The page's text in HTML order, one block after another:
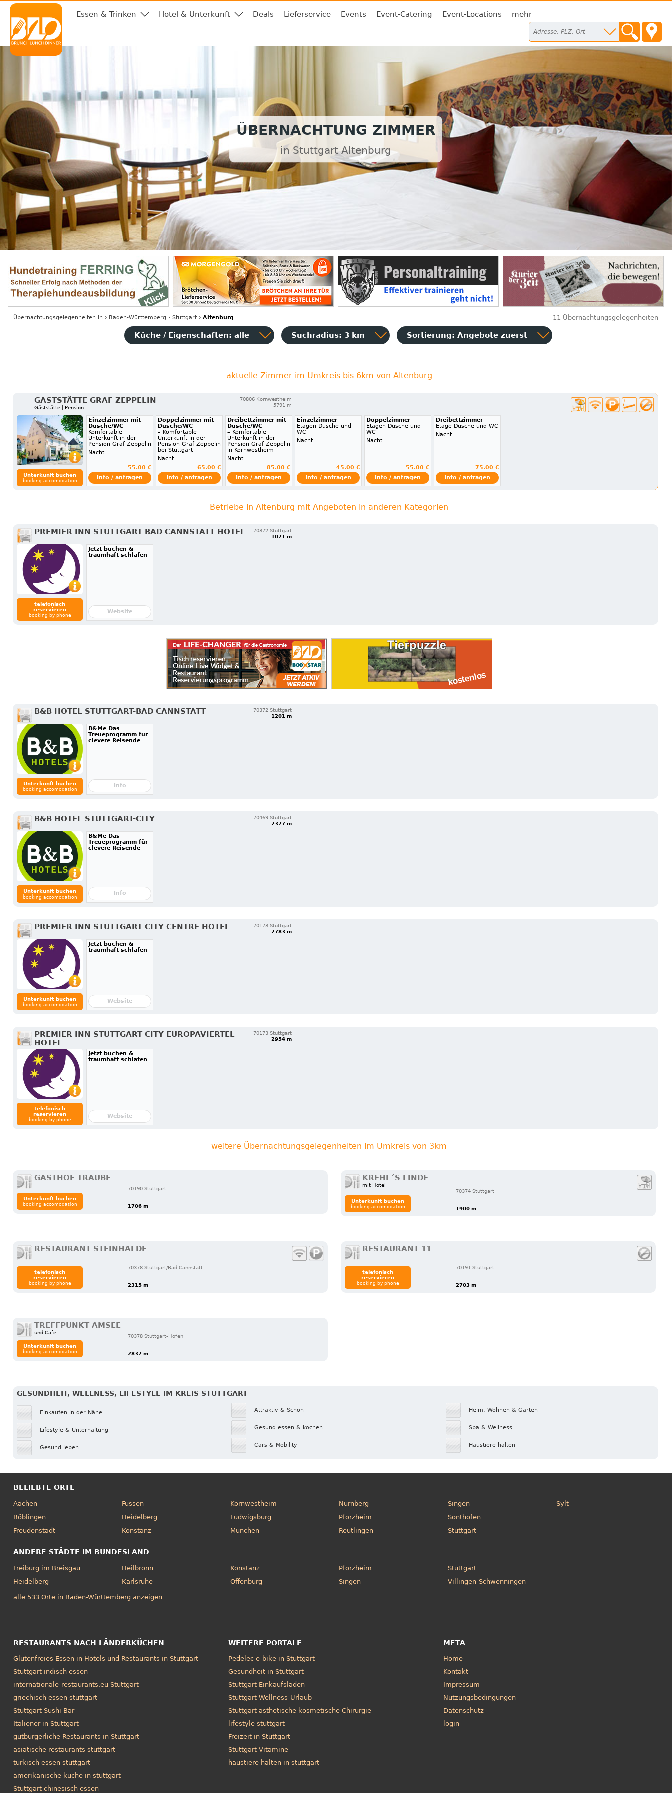
Essen & Trinken Hotel & Unterkunft Deals Lieferservice Events Event-Catering Event-Locations mehr
ÜBERNACHTUNG ZIMMER
in Stuttgart Altenburg
Übernachtungsgelegenheiten in › Baden-Württemberg › Stuttgart› Altenburg 11 Übernachtungsgelegenheiten
Küche / Eigenschaften: alle Suchradius: 3 km Sortierung: Angebote zuerst
aktuelle Zimmer im Umkreis bis 6km von Altenburg
GASTSTÄTTE GRAF ZEPPELIN
Gäststätte | Pension
70806 Kornwestheim
5791 m
Unterkunft buchen
booking accomodation
Einzelzimmer mit
Dusche/WC
Komfortable
Unterkunft in der
Pension Graf Zeppelin
Nacht
55.00 €
Info / anfragen
Doppelzimmer mit
Dusche/WC
– Komfortable
Unterkunft in der
Pension Graf Zeppelin
bei Stuttgart
Nacht
65.00 €
Info / anfragen
Dreibettzimmer mit
Dusche/WC
– Komfortable
Unterkunft in der
Pension Graf Zeppelin
in Kornwestheim
Nacht
85.00 €
Info / anfragen
Einzelzimmer
Etagen Dusche und
WC
Nacht
45.00 €
Info / anfragen
Doppelzimmer
Etagen Dusche und
WC
Nacht
55.00 €
Info / anfragen
Dreibettzimmer
Etage Dusche und WC
Nacht
75.00 €
Info / anfragen
Betriebe in Altenburg mit Angeboten in anderen Kategorien
PREMIER INN STUTTGART BAD CANNSTATT HOTEL
70372 Stuttgart
1071 m
telefonisch
reservieren
booking by phone
Jetzt buchen &
traumhaft schlafen
Website
B&B HOTEL STUTTGART-BAD CANNSTATT
70372 Stuttgart
1201 m
Unterkunft buchen
booking accomodation
B&Me Das
Treueprogramm für
clevere Reisende
Info
B&B HOTEL STUTTGART-CITY
70469 Stuttgart
2377 m
Unterkunft buchen
booking accomodation
B&Me Das
Treueprogramm für
clevere Reisende
Info
PREMIER INN STUTTGART CITY CENTRE HOTEL
70173 Stuttgart
2783 m
Unterkunft buchen
booking accomodation
Jetzt buchen &
traumhaft schlafen
Website
PREMIER INN STUTTGART CITY EUROPAVIERTEL
HOTEL
70173 Stuttgart
2954 m
telefonisch
reservieren
booking by phone
Jetzt buchen &
traumhaft schlafen
Website
weitere Übernachtungsgelegenheiten im Umkreis von 3km
GASTHOF TRAUBE
70190 Stuttgart
1706 m
Unterkunft buchen
booking accomodation
KREHL´S LINDE
mit Hotel
70374 Stuttgart
1900 m
Unterkunft buchen
booking accomodation
RESTAURANT STEINHALDE
70378 Stuttgart/Bad Cannstatt
2315 m
telefonisch
reservieren
booking by phone
RESTAURANT 11
70191 Stuttgart
2703 m
telefonisch
reservieren
booking by phone
TREFFPUNKT AMSEE
und Cafe
70378 Stuttgart-Hofen
2837 m
Unterkunft buchen
booking accomodation
GESUNDHEIT, WELLNESS, LIFESTYLE IM KREIS STUTTGART
Einkaufen in der Nähe
Lifestyle & Unterhaltung
Gesund leben
Attraktiv & Schön
Gesund essen & kochen
Cars & Mobility
Heim, Wohnen & Garten
Spa & Wellness
Haustiere halten
BELIEBTE ORTE
Aachen
Böblingen
Freudenstadt
Füssen
Heidelberg
Konstanz
Kornwestheim
Ludwigsburg
München
Nürnberg
Pforzheim
Reutlingen
Singen
Sonthofen
Stuttgart
Sylt
ANDERE STÄDTE IM BUNDESLAND
Freiburg im Breisgau
Heidelberg
Heilbronn
Karlsruhe
Konstanz
Offenburg
Pforzheim
Singen
Stuttgart
Villingen-Schwenningen
alle 533 Orte in Baden-Württemberg anzeigen
RESTAURANTS NACH LÄNDERKÜCHEN
Glutenfreies Essen in Hotels und Restaurants in Stuttgart
Stuttgart indisch essen
internationale-restaurants.eu Stuttgart
griechisch essen stuttgart
Stuttgart Sushi Bar
Italiener in Stuttgart
gutbürgerliche Restaurants in Stuttgart
asiatische restaurants stuttgart
türkisch essen stuttgart
amerikanische küche in stuttgart
Stuttgart chinesisch essen
WEITERE PORTALE
Pedelec e-bike in Stuttgart
Gesundheit in Stuttgart
Stuttgart Einkaufsladen
Stuttgart Wellness-Urlaub
Stuttgart ästhetische kosmetische Chirurgie
lifestyle stuttgart
Freizeit in Stuttgart
Stuttgart Vitamine
haustiere halten in stuttgart
META
Home
Kontakt
Impressum
Nutzungsbedingungen
Datenschutz
login